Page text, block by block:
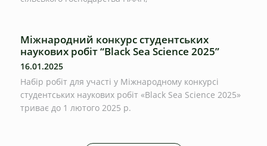
Міжнародний конкурс студентських
наукових робіт “Black Sea Science 2025”
16.01.2025
Набір робіт для участі у Міжнародному конкурсі
студентських наукових робіт «Black Sea Science 2025»
триває до 1 лютого 2025 р.